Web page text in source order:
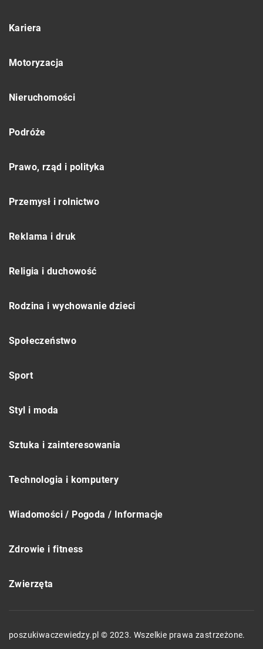
Kariera
Motoryzacja
Nieruchomości
Podróże
Prawo, rząd i polityka
Przemysł i rolnictwo
Reklama i druk
Religia i duchowość
Rodzina i wychowanie dzieci
Społeczeństwo
Sport
Styl i moda
Sztuka i zainteresowania
Technologia i komputery
Wiadomości / Pogoda / Informacje
Zdrowie i fitness
Zwierzęta
poszukiwaczewiedzy.pl © 2023. Wszelkie prawa zastrzeżone.